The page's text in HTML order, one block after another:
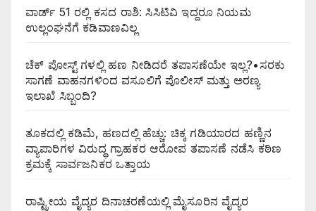
ವಾರ್ಡ್ 51 ರಲ್ಲಿ ಕಸದ ರಾಶಿ: ಸಿಸಿಟಿವಿ ಇದ್ದರೂ ನಿಯಮ
ಉಲ್ಲಂಘನೆಗೆ ಕಡಿವಾಣವಿಲ್ಲ
ಚೆಕ್ ಪೋಸ್ಟ್ ಗಳಲ್ಲಿ ಹಣ ನೀಡಿದರೆ ತಪಾಸಣೆಯೇ ಇಲ್ಲ?•ಸರಕು
ಸಾಗಣೆ ವಾಹನಗಳಿಂದ ವಸೂಲಿಗೆ ಪೊಲೀಸ್ ಮತ್ತು ಅರಣ್ಯ
ಇಲಾಖೆ ಸಿಬ್ಬಂದಿ?
ತೂಕದಲ್ಲಿ ಕಡಿಮೆ, ಹಣದಲ್ಲಿ ಹೆಚ್ಚು: ಚಿಕ್ಕ ಗಡಿಯಾರದ ಹಣ್ಣಿನ
ವ್ಯಾಪಾರಿಗಳ ವಿರುದ್ಧ ಗ್ರಾಹಕರ ಆರೋಪ ತಪಾಸಣೆ ನಡೆಸಿ ಕಠಿಣ
ಕ್ರಮಕ್ಕೆ ಸಾರ್ವಜನಿಕರ ಒತ್ತಾಯ
ರಾಷ್ಟ್ರೀಯ ವೈದ್ಯರ ದಿನಾಚರಣೆಯಲ್ಲಿ ಮೈಸೂರಿನ ವೈದ್ಯರ